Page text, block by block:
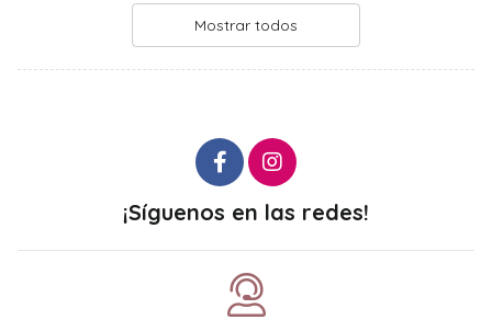
Mostrar todos
¡Síguenos en las redes!